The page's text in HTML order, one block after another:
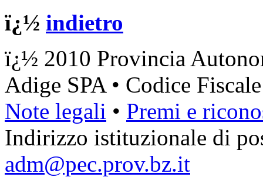
ï¿½ indietro
ï¿½ 2010 Provincia
Adige SPA • Codice
Note legali • Premi e
Indirizzo istituzionale di
adm@pec.prov.bz.it